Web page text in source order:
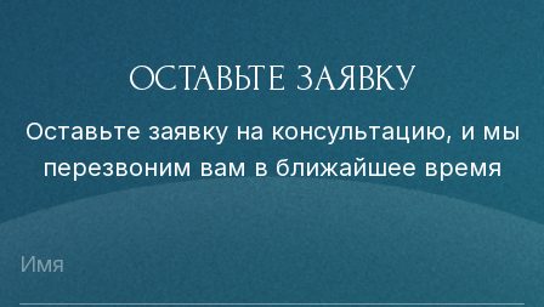
ОСТАВЬТЕ ЗАЯВКУ
Оставьте заявку на консультацию, и мы
перезвоним вам в ближайшее время